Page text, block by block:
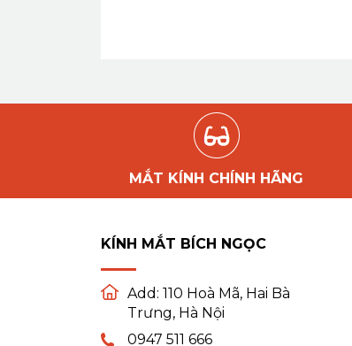
MẮT KÍNH CHÍNH HÃNG
KÍNH MẮT BÍCH NGỌC
Add: 110 Hoà Mã, Hai Bà
Trưng, Hà Nội
0947 511 666